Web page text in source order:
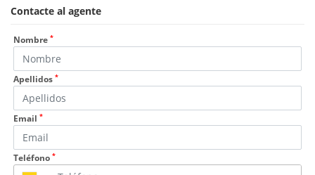
Contacte al agente
Nombre *
Apellidos *
Email *
Teléfono *